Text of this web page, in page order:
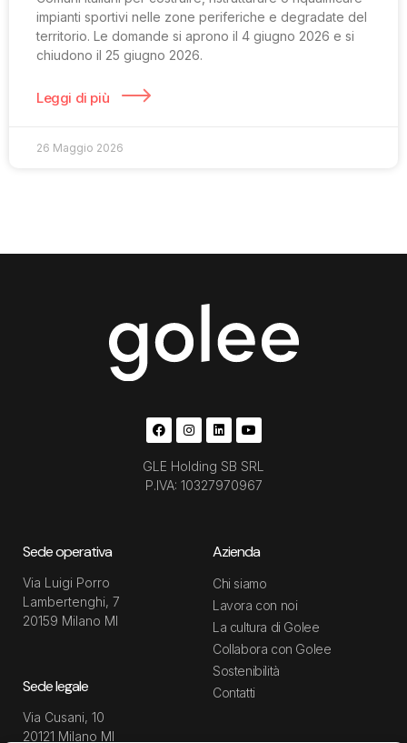
impianti sportivi nelle zone periferiche e degradate del
territorio. Le domande si aprono il 4 giugno 2026 e si
chiudono il 25 giugno 2026.
Leggi di più
26 Maggio 2026
GLE Holding SB SRL
P.IVA: 10327970967
Sede operativa
Via Luigi Porro
Lambertenghi, 7
20159 Milano MI
Sede legale
Via Cusani, 10
20121 Milano MI
Azienda
Chi siamo
Lavora con noi
La cultura di Golee
Collabora con Golee
Sostenibilità
Contatti